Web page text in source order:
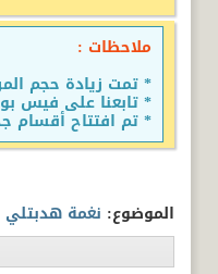
ملاحظات :
* تمت زيادة حجم
* تابعنا على فيس
* تم افتتاح أقسام
الموضوع: نغمة